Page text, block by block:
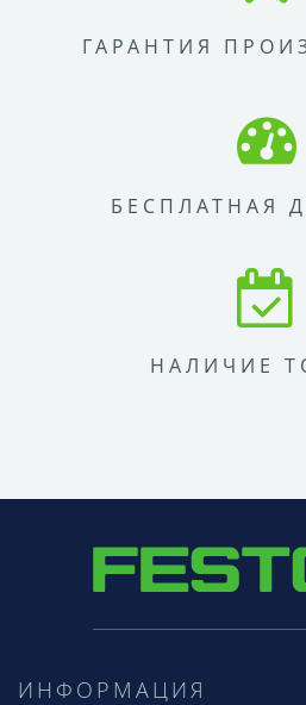
ГАРАНТИЯ
БЕСПЛАТНАЯ
НАЛИЧИЕ
ИНФОРМАЦИЯ